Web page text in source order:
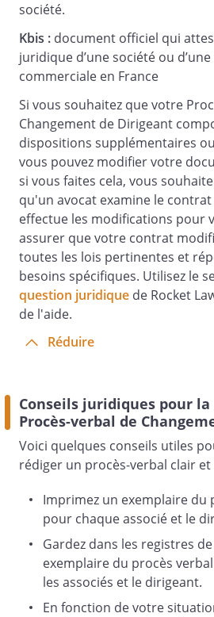
Le ,
A l'attention de :
Nous avons l'honneur de
à l'Assemblée Générale
notre Société qui se tiendra
, à
au
- la constatation de fin de
nomination de dirigeant(s) ;
- p
ouvoir pour les formalités
Vous trouverez ci-joint :
société.
Kbis : document officiel qui
juridique d’une société ou
commerciale en France
Si vous souhaitez que votre
Changement de Dirigeant
dispositions supplémentaires
vous pouvez modifier votre
si vous faites cela, vous
qu'un avocat examine le
effectue les modifications pour
assurer que votre contrat
toutes les lois pertinentes et
besoins spécifiques. Utilisez le
question juridique de Rocket
de l'aide.
Réduire
Conseils juridiques pour
Procès-verbal de
Voici quelques conseils utiles
rédiger un procès-verbal clair
Imprimez un exemplaire du
pour chaque associé et le
Gardez dans les registres
exemplaire du procès
les associés et le dirigeant.
En fonction de votre